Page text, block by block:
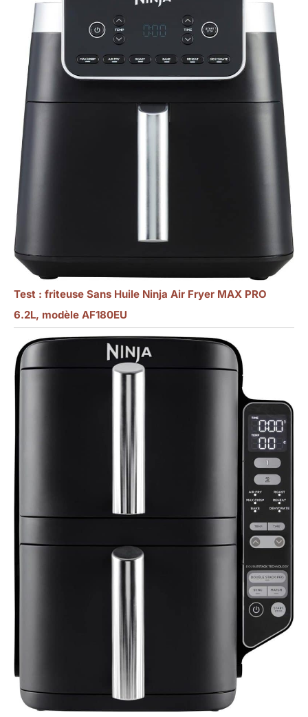
Test : friteuse Sans Huile Ninja Air Fryer MAX PRO
6.2L, modèle AF180EU